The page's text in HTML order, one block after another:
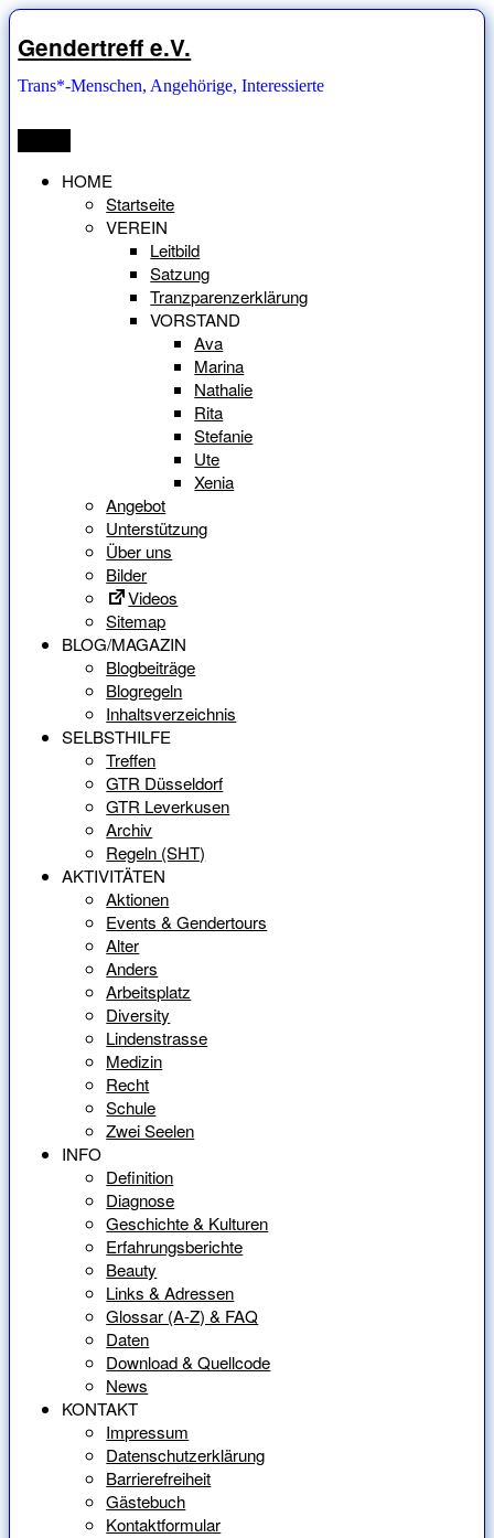
Zum
Inhalt
springen
Gendertreff e.V.
Trans*-Menschen, Angehörige, Interessierte
HOME
Startseite
VEREIN
Leitbild
Satzung
Tranzparenzerklärung
VORSTAND
Ava
Marina
Nathalie
Rita
Stefanie
Ute
Xenia
Angebot
Unterstützung
Über uns
Bilder
Videos
Sitemap
BLOG/MAGAZIN
Blogbeiträge
Blogregeln
Inhaltsverzeichnis
SELBSTHILFE
Treffen
GTR Düsseldorf
GTR Leverkusen
Archiv
Regeln (SHT)
AKTIVITÄTEN
Aktionen
Events & Gendertours
Alter
Anders
Arbeitsplatz
Diversity
Lindenstrasse
Medizin
Recht
Schule
Zwei Seelen
INFO
Definition
Diagnose
Geschichte & Kulturen
Erfahrungsberichte
Beauty
Links & Adressen
Glossar (A-Z) & FAQ
Daten
Download & Quellcode
News
KONTAKT
Impressum
Datenschutzerklärung
Barrierefreiheit
Gästebuch
Kontaktformular